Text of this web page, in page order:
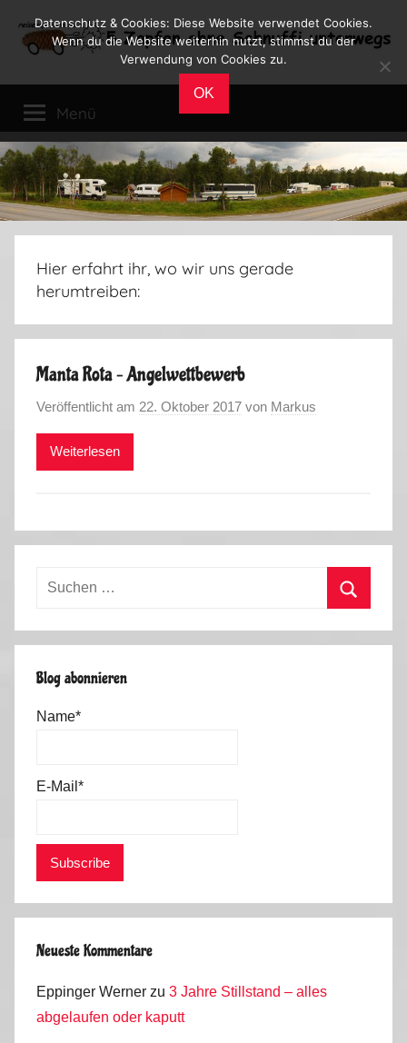
Inhalt
Reiseblog
Leben
im
Wohnmobil
Menü
Hier erfahrt ihr, wo wir uns gerade
herumtreiben:
Manta Rota – Angelwettbewerb
Veröffentlicht am 22. Oktober 2017 von Markus
Weiterlesen
Suchen
Blog abonnieren
Name*
E-Mail*
Neueste Kommentare
Eppinger Werner zu 3 Jahre Stillstand – alles
abgelaufen oder kaputt
Datenschutz & Cookies: Diese Website verwendet Cookies.
Wenn du die Website weiterhin nutzt, stimmst du der
Verwendung von Cookies zu.
OK